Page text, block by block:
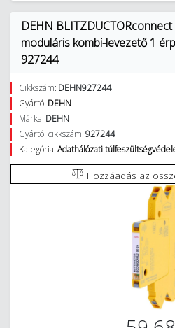
DEHN
moduláris kombi-levezető 1
927244
Cikkszám: DEHN927244
Gyártó: DEHN
Márka: DEHN
Gyártói cikkszám:927244
Kategória:Adathálózati
Hozzáadás az